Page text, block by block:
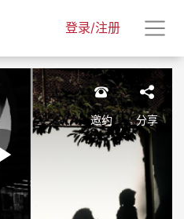
登录/注册
Play
邀约 分享